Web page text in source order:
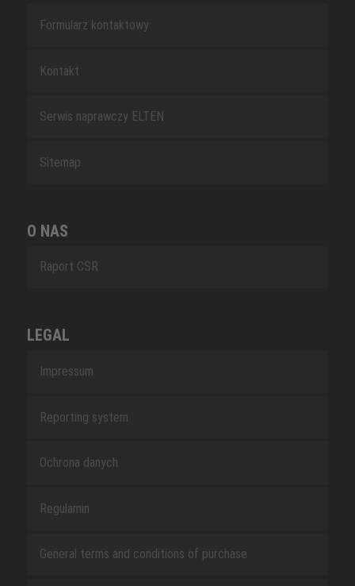
Formularz kontaktowy
Kontakt
Serwis naprawczy ELTEN
Sitemap
O NAS
Raport CSR
LEGAL
Impressum
Reporting system
Ochrona danych
Regulamin
General terms and conditions of purchase